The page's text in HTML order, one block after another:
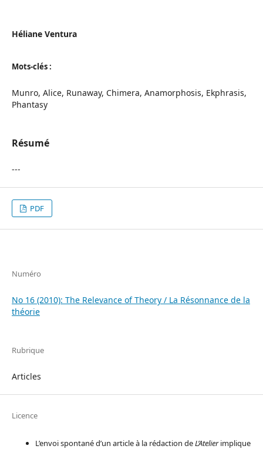
Héliane Ventura
Mots-clés :
Munro, Alice, Runaway, Chimera, Anamorphosis, Ekphrasis,
Phantasy
Résumé
---
PDF
Numéro
No 16 (2010): The Relevance of Theory / La Résonnance de la
théorie
Rubrique
Articles
Licence
L’envoi spontané d’un article à la rédaction deL’Atelierimplique